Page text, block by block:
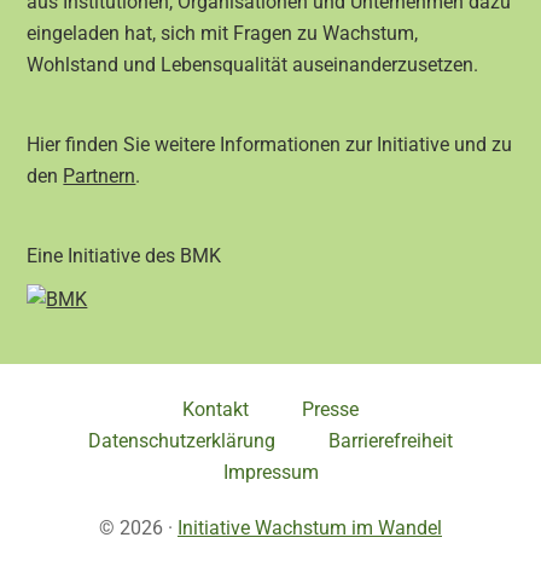
eingeladen hat, sich mit Fragen zu Wachstum,
Wohlstand und Lebensqualität auseinanderzusetzen.
Hier finden Sie weitere Informationen zur Initiative und zu
den Partnern.
Eine Initiative des BMK
Kontakt
Presse
Datenschutzerklärung
Barrierefreiheit
Impressum
© 2026 · Initiative Wachstum im Wandel